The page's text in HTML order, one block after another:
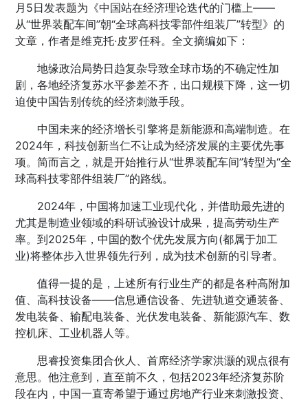
月5日发表题为《中国站在经济理论迭代的门槛上——
从“世界装配车间”朝“全球高科技零部件组装厂”转型》的
文章，作者是维克托·皮罗任科。全文摘编如下：
地缘政治局势日趋复杂导致全球市场的不确定性加
剧，各地经济复苏水平参差不齐，出口规模下降，这一切
迫使中国告别传统的经济刺激手段。
中国未来的经济增长引擎将是新能源和高端制造。在
2024年，科技创新当仁不让成为经济发展的主要优先事
项。简而言之，就是开始推行从“世界装配车间”转型为“全
球高科技零部件组装厂”的路线。
2024年，中国将加速工业现代化，并借助最先进的
尤其是制造业领域的科研试验设计成果，提高劳动生产
率。到2025年，中国的数个优先发展方向(都属于加工
业)将整体步入世界领先行列，成为技术创新的引导者。
值得一提的是，上述所有行业生产的都是各种高附加
值、高科技设备——信息通信设备、先进轨道交通装备、
发电装备、输配电装备、光伏发电装备、新能源汽车、数
控机床、工业机器人等。
思睿投资集团合伙人、首席经济学家洪灏的观点很有
意思。他注意到，直至前不久，包括2023年经济复苏阶
段在内，中国一直寄希望于通过房地产行业来刺激投资、